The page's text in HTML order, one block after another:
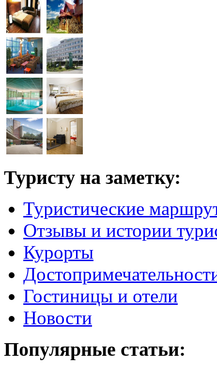
Туристу на заметку:
Туристические
Отзывы и истории
Курорты
Гостиницы и отели
Новости
Популярные статьи: